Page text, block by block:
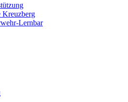
Kreuzberg
Lernbar